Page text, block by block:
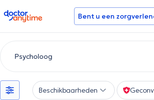
doctoranytime Bent u een
Beschikbaarheden